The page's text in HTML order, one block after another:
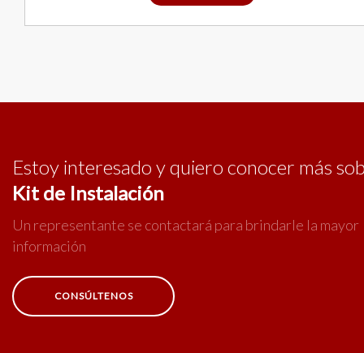
Estoy interesado y quiero conocer más
Kit de Instalación
Un representante se contactará para brindarle la mayor
información
CONSÚLTENOS